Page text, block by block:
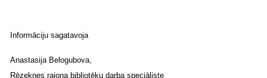
Informāciju sagatavoja
Anastasija Belogubova,
Rēzeknes rajona bibliotēku darba speciāliste